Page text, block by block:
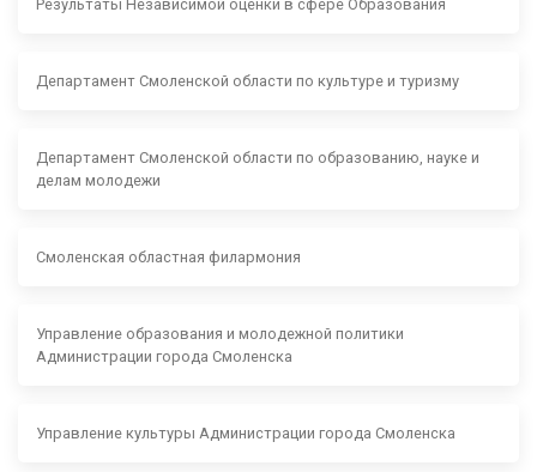
Результаты Независимой оценки в сфере Образования
Департамент Смоленской области по культуре и туризму
Департамент Смоленской области по образованию, науке и
делам молодежи
Смоленская областная филармония
Управление образования и молодежной политики
Администрации города Смоленска
Управление культуры Администрации города Смоленска